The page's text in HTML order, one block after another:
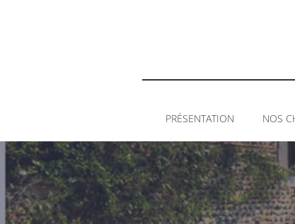
PRÉSENTATION NOS